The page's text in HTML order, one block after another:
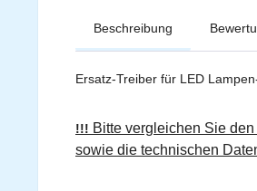
Beschreibung
Ersatz-Treiber für LED
!!! Bitte vergleichen Sie
sowie die technischen